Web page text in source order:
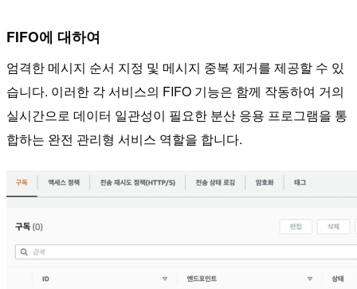
FIFO에 대하여
엄격한 메시지 순서 지정 및 메시지 중복 제거를 제공할 수 있
습니다. 이러한 각 서비스의 FIFO 기능은 함께 작동하여 거의
실시간으로 데이터 일관성이 필요한 분산 응용 프로그램을 통
합하는 완전 관리형 서비스 역할을 합니다.